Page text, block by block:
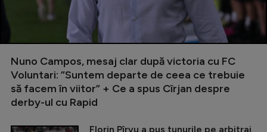
Nuno Campos, mesaj clar după victoria cu FC
Voluntari: ”Suntem departe de ceea ce trebuie
să facem în viitor” + Ce a spus Cîrjan despre
derby-ul cu Rapid
Florin Pîrvu a pus tunurile pe arbitraj